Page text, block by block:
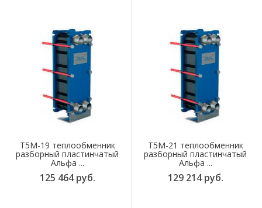
T5M-19 теплообменник
разборный пластинчатый
Альфа ...
125 464 руб.
T5M-21 теплообменник
разборный пластинчатый
Альфа ...
129 214 руб.